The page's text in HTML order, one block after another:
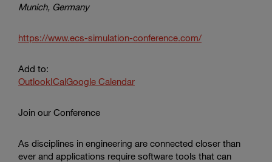
Munich, Germany
https://www.ecs-simulation-conference.com/
Add to:
OutlookICalGoogle Calendar
Join our Conference​​​​​​​
As disciplines in engineering are connected closer than
ever and applications require software tools that can